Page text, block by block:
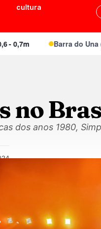
cultura
Barra do Una
no
dos anos 1980,